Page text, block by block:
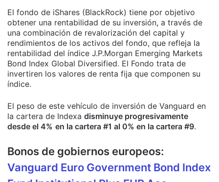
El fondo de iShares (BlackRock) tiene por objetivo
obtener una rentabilidad de su inversión, a través de
una combinación de revalorización del capital y
rendimientos de los activos del fondo, que refleja la
rentabilidad del índice J.P.Morgan Emerging Markets
Bond Index Global Diversified. El Fondo trata de
invertiren los valores de renta fija que componen su
índice.
El peso de este vehículo de inversión de Vanguard en
la cartera de Indexa disminuye progresivamente
desde el 4% en la cartera #1 al 0% en la cartera #9.
Bonos de gobiernos europeos:
Vanguard Euro Government Bond Index